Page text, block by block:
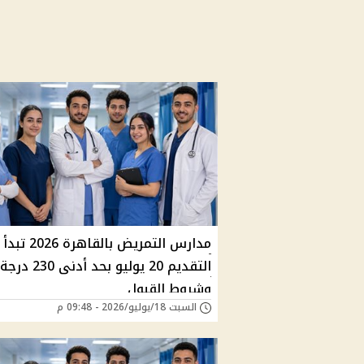
مدارس التمريض بالقاهرة 2026 تبدأ
التقديم 20 يوليو بحد أدنى 230 درجة
وشروط القبول
السبت 18/يوليو/2026 - 09:48 م